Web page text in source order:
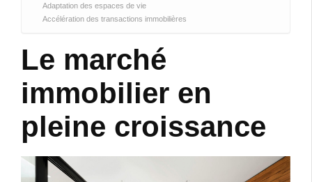
Adaptation des espaces de vie
Accélération des transactions immobilières
Le marché
immobilier en
pleine croissance